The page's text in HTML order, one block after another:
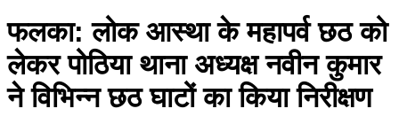
फलका: लोक आस्था के महापर्व छठ को
लेकर पोठिया थाना अध्यक्ष नवीन कुमार
ने विभिन्न छठ घाटों का किया निरीक्षण